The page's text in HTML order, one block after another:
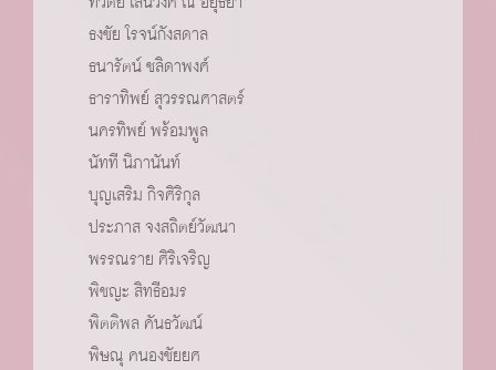
ธงชัย โรจน์กังสดาล
ธนารัตน์ ชลิดาพงศ์
ธาราทิพย์ สุวรรณศาสตร์
นครทิพย์ พร้อมพูล
นัทที นิภานันท์
บุญเสริม กิจศิริกุล
ประภาส จงสถิตย์วัฒนา
พรรณราย ศิริเจริญ
พิชญะ สิทธีอมร
พิตติพล คันธวัฒน์
พิษณุ คนองชัยยศ